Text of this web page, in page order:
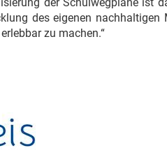
des eigenen
zu machen.“